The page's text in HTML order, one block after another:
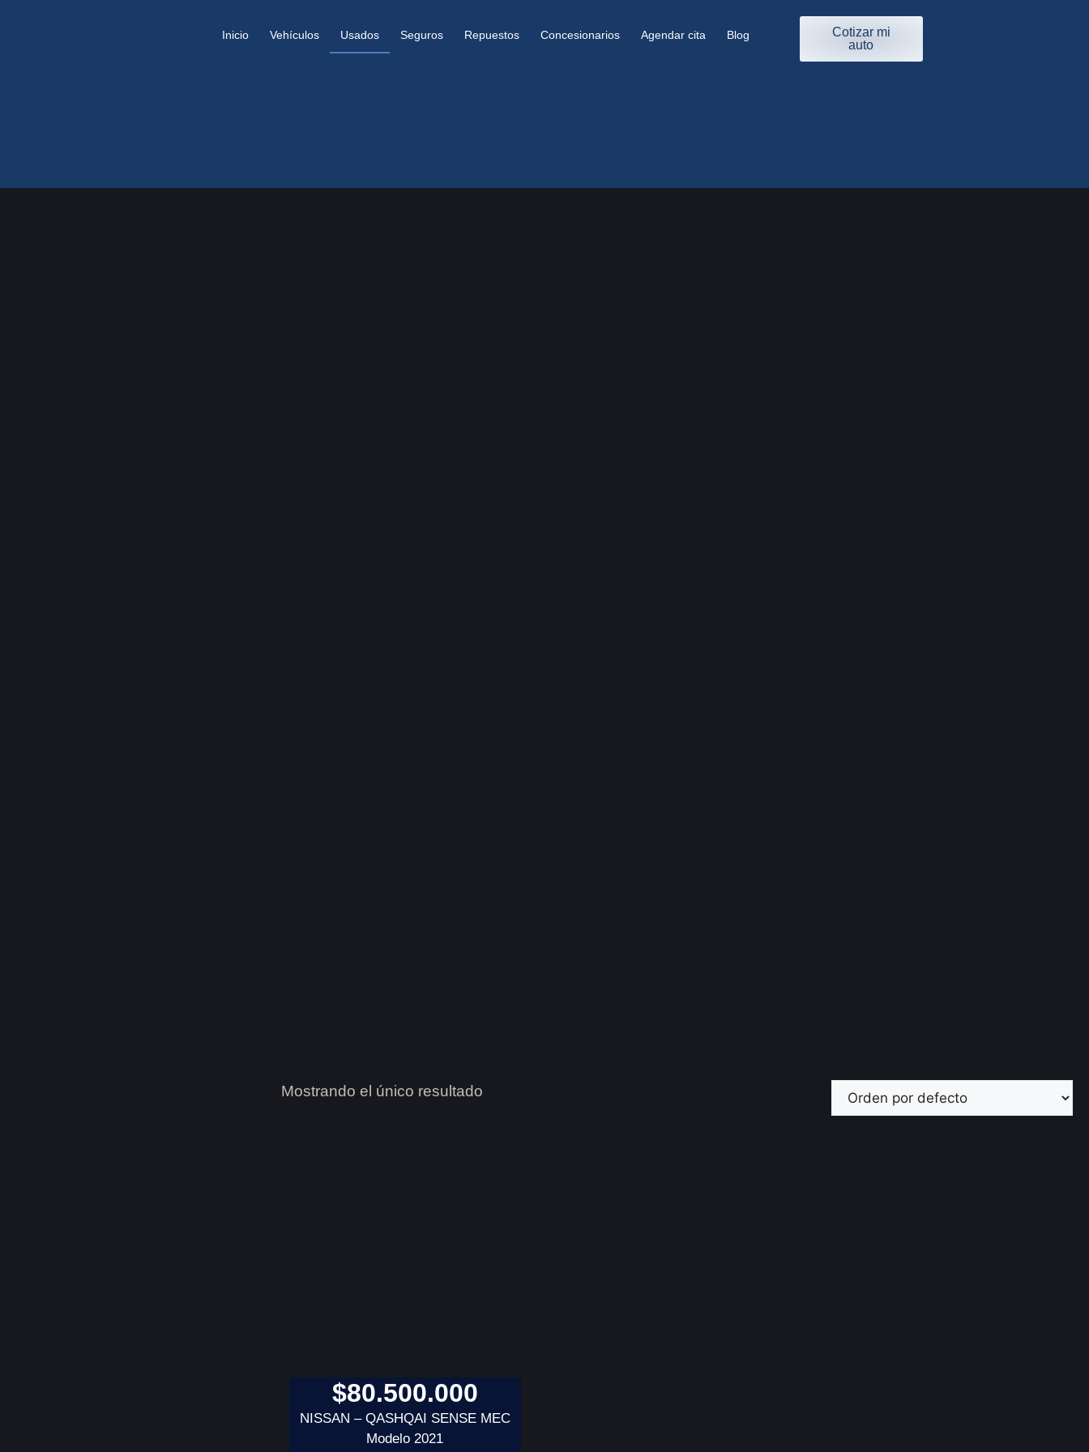
Inicio Vehículos Usados Seguros Repuestos Concesionarios Agendar cita Blog
Cotizar mi
auto
Mostrando el único resultado
$80.500.000
NISSAN – QASHQAI SENSE MEC
Modelo 2021